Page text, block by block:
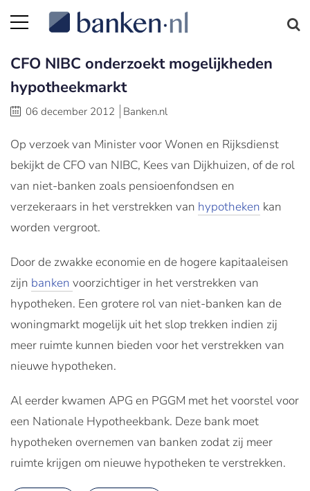
CFO NIBC onderzoekt mogelijkheden
hypotheekmarkt
06 december 2012 Banken.nl
Op verzoek van Minister voor Wonen en Rijksdienst
bekijkt de CFO van NIBC, Kees van Dijkhuizen, of de rol
van niet-banken zoals pensioenfondsen en
verzekeraars in het verstrekken van hypotheken kan
worden vergroot.
Door de zwakke economie en de hogere kapitaaleisen
zijn banken voorzichtiger in het verstrekken van
hypotheken. Een grotere rol van niet-banken kan de
woningmarkt mogelijk uit het slop trekken indien zij
meer ruimte kunnen bieden voor het verstrekken van
nieuwe hypotheken.
Al eerder kwamen APG en PGGM met het voorstel voor
een Nationale Hypotheekbank. Deze bank moet
hypotheken overnemen van banken zodat zij meer
ruimte krijgen om nieuwe hypotheken te verstrekken.